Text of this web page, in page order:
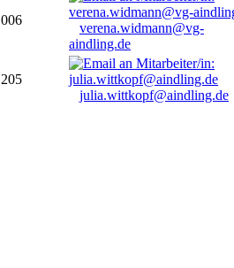
006
verena.widmann@vg-
aindling.de
205
julia.wittkopf@aindling.de